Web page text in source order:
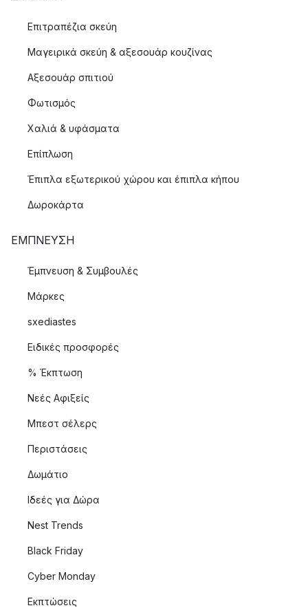
Επιτραπέζια σκεύη
Μαγειρικά σκεύη & αξεσουάρ κουζίνας
Αξεσουάρ σπιτιού
Φωτισμός
Χαλιά & υφάσματα
Επίπλωση
Έπιπλα εξωτερικού χώρου και έπιπλα κήπου
Δωροκάρτα
ΈΜΠΝΕΥΣΗ
Έμπνευση & Συμβουλές
Μάρκες
sxediastes
Ειδικές προσφορές
% Έκπτωση
Νεές Αφιξείς
Μπεστ σέλερς
Περιστάσεις
Δωμάτιο
Ιδεές για Δώρα
Nest Trends
Black Friday
Cyber Monday
Εκπτώσεις